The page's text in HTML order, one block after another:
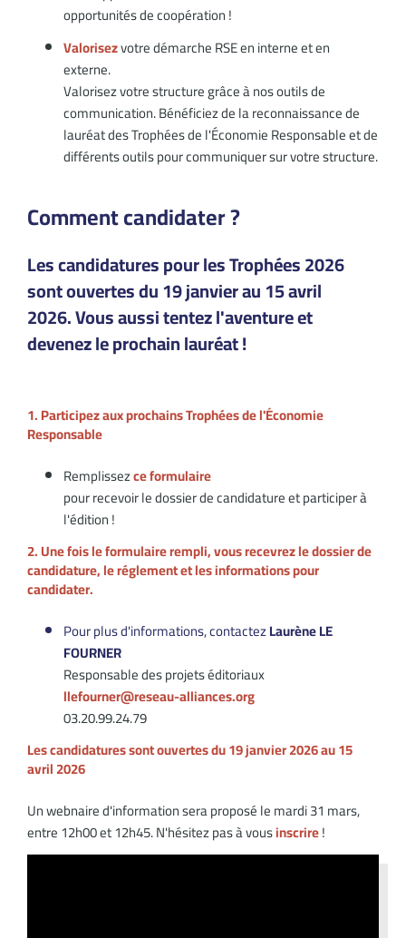
opportunités de coopération !
Valorisezvotre démarche RSE en interne et en
externe.
Valorisez votre structure grâce à nos outils de
communication. Bénéficiez de la reconnaissance de
lauréat des Trophées de l'Économie Responsable et de
différents outils pour communiquer sur votre structure.
Comment candidater ?
Les candidatures pour les Trophées 2026
sont ouvertes du 19 janvier au 15 avril
2026. Vous aussi tentez l'aventure et
devenez le prochain lauréat !
1. Participez aux prochains Trophées de l'Économie
Responsable
Remplissezce formulaire
pour recevoir le dossier de candidature et participer à
l'édition !
2. Une fois le formulaire rempli, vous recevrez le dossier de
candidature, le réglement et les informations pour
candidater.
Pour plus d'informations, contactezLaurène LE
FOURNER
Responsable des projets éditoriaux
llefourner@reseau-alliances.org
03.20.99.24.79
Les candidatures sont ouvertes du 19 janvier 2026 au 15
avril 2026
Un webnaire d'information sera proposé le mardi 31 mars,
entre 12h00 et 12h45. N'hésitez pas à vousinscrire!